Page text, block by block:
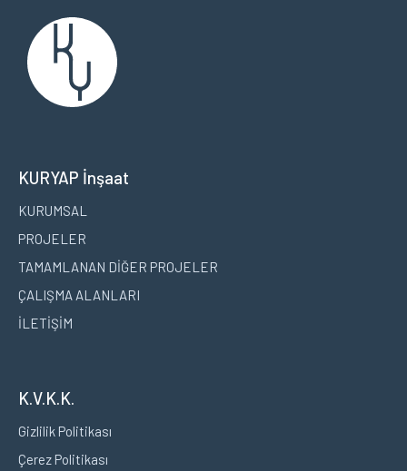
KURYAP İnşaat
KURUMSAL
PROJELER
TAMAMLANAN DİĞER PROJELER
ÇALIŞMA ALANLARI
İLETİŞİM
K.V.K.K.
Gizlilik Politikası
Çerez Politikası